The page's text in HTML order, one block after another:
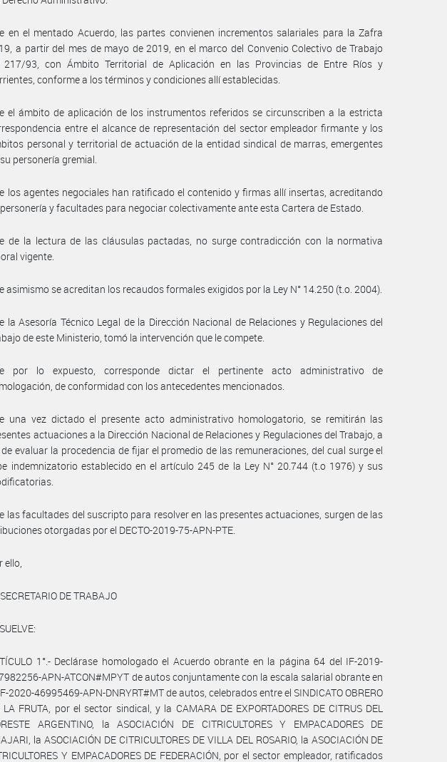
en el mentado Acuerdo, las partes convienen incrementos salariales para la Zafra
a partir del mes de mayo de 2019, en el marco del Convenio Colectivo de Trabajo
217/93, con Ámbito Territorial de Aplicación en las Provincias de Entre Ríos y
conforme a los términos y condiciones allí establecidas.
el ámbito de aplicación de los instrumentos referidos se circunscriben a la estricta
entre el alcance de representación del sector empleador firmante y los
personal y territorial de actuación de la entidad sindical de marras, emergentes
personería gremial.
los agentes negociales han ratificado el contenido y firmas allí insertas, acreditando
y facultades para negociar colectivamente ante esta Cartera de Estado.
de la lectura de las cláusulas pactadas, no surge contradicción con la normativa
vigente.
asimismo se acreditan los recaudos formales exigidos por la Ley N° 14.250 (t.o. 2004).
la Asesoría Técnico Legal de la Dirección Nacional de Relaciones y Regulaciones del
de este Ministerio, tomó la intervención que le compete.
por lo expuesto, corresponde dictar el pertinente acto administrativo de
de conformidad con los antecedentes mencionados.
una vez dictado el presente acto administrativo homologatorio, se remitirán las
actuaciones a la Dirección Nacional de Relaciones y Regulaciones del Trabajo, a
evaluar la procedencia de fijar el promedio de las remuneraciones, del cual surge el
indemnizatorio establecido en el artículo 245 de la Ley N° 20.744 (t.o 1976) y sus
las facultades del suscripto para resolver en las presentes actuaciones, surgen de las
otorgadas por el DECTO-2019-75-APN-PTE.
ello,
DE TRABAJO
1°.- Declárase homologado el Acuerdo obrante en la página 64 del IF-2019-
APN-ATCON#MPYT de autos conjuntamente con la escala salarial obrante en
2020-46995469-APN-DNRYRT#MT de autos, celebrados entre el SINDICATO OBRERO
LA FRUTA, por el sector sindical, y la CAMARA DE EXPORTADORES DE CITRUS DEL
ARGENTINO, la ASOCIACIÓN DE CITRICULTORES Y EMPACADORES DE
la ASOCIACIÓN DE CITRICULTORES DE VILLA DEL ROSARIO, la ASOCIACIÓN DE
Y EMPACADORES DE FEDERACIÓN, por el sector empleador, ratificados